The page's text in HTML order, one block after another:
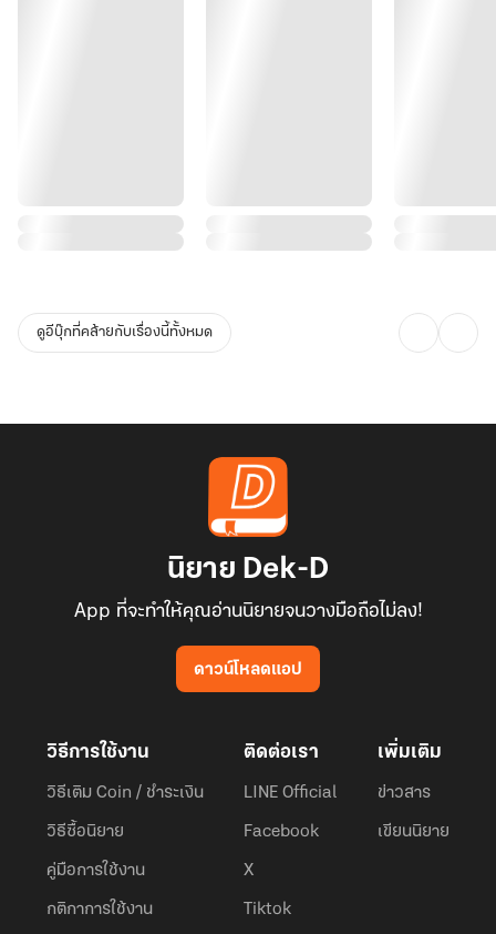
ดูอีบุ๊กที่คล้ายกับเรื่องนี้ทั้งหมด
นิยาย Dek-D
App ที่จะทำให้คุณอ่านนิยายจนวางมือถือไม่ลง!
ดาวน์โหลดแอป
วิธีการใช้งาน
วิธีเติม Coin / ชำระเงิน
วิธีซื้อนิยาย
คู่มือการใช้งาน
กติกาการใช้งาน
ติดต่อเรา
LINE Official
Facebook
X
Tiktok
เพิ่มเติม
ข่าวสาร
เขียนนิยาย